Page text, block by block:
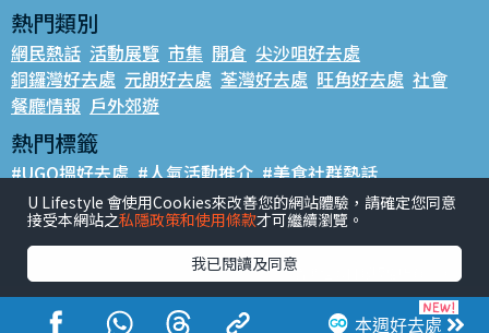
本週好去處
熱門類別
網民熱話 活動展覽 市集 開倉 尖沙咀好去處
銅鑼灣好去處 元朗好去處 荃灣好去處 旺角好去處 社會
餐廳情報 戶外郊遊
熱門標籤
#UGO搵好去處 #人氣活動推介 #美食社群熱話
#親子玩樂好去處 #ULifestyle應用程式 #限時搶
#UJetso禮物放送 #ULifestyle商戶中心 #著數
香港經濟日報版權所有©2026
U Lifestyle 會使用Cookies來改善您的網站體驗，請確定您同意
接受本網站之私隱政策和使用條款才可繼續瀏覽。
我已閱讀及同意